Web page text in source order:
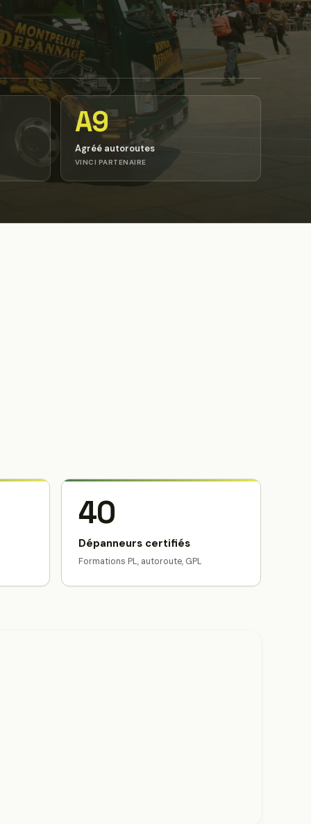
A9
Agréé autoroutes
VINCI PARTENAIRE
40
Dépanneurs certifiés
Formations PL, autoroute, GPL